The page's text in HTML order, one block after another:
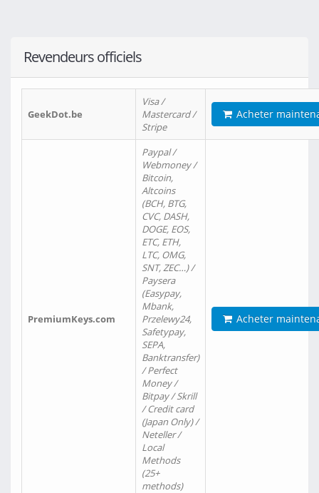
Revendeurs officiels
GeekDot.be
Visa /
Mastercard /
Stripe
Acheter
PremiumKeys.com
Paypal /
Webmoney /
Bitcoin,
Altcoins
(BCH, BTG,
CVC, DASH,
DOGE, EOS,
ETC, ETH,
LTC, OMG,
SNT, ZEC…) /
Paysera
(Easypay,
Mbank,
Przelewy24,
Safetypay,
SEPA,
Banktransfer)
/ Perfect
Money /
Bitpay / Skrill
/ Credit card
(Japan Only) /
Neteller /
Local
Methods
(25+
methods)
Acheter